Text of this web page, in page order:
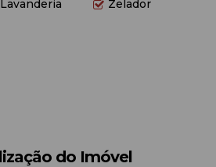
Lavanderia Zelador
do Imóvel